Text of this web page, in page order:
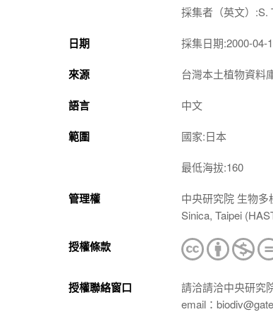
採集者（英文）:S.
日期 採集日期:2000-04-
來源 台灣本土植物資料
語言 中文
範圍 國家:日本
最低海拔:160
管理權
中央研究院 生物多
Sinica, Taipei
授權條款
授權聯絡窗口
請洽請洽中央研究
email：